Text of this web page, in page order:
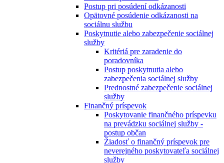
Postup pri posúdení odkázanosti
Opätovné posúdenie odkázanosti na
sociálnu službu
Poskytnutie alebo zabezpečenie sociálnej
služby
Kritériá pre zaradenie do
poradovníka
Postup poskytnutia alebo
zabezpečenia sociálnej služby
Prednostné zabezpečenie sociálnej
služby
Finančný príspevok
Poskytovanie finančného príspevku
na prevádzku sociálnej služby -
postup občan
Žiadosť o finančný príspevok pre
neverejného poskytovateľa sociálnej
služby